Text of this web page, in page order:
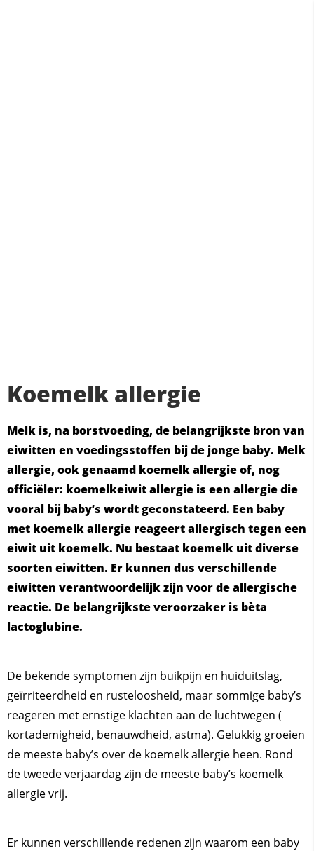
Koemelk allergie
Melk is, na borstvoeding, de belangrijkste bron van
eiwitten en voedingsstoffen bij de jonge baby. Melk
allergie, ook genaamd koemelk allergie of, nog
officiëler: koemelkeiwit allergie is een allergie die
vooral bij baby’s wordt geconstateerd. Een baby
met koemelk allergie reageert allergisch tegen een
eiwit uit koemelk. Nu bestaat koemelk uit diverse
soorten eiwitten. Er kunnen dus verschillende
eiwitten verantwoordelijk zijn voor de allergische
reactie. De belangrijkste veroorzaker is bèta
lactoglubine.
De bekende symptomen zijn buikpijn en huiduitslag,
geïrriteerdheid en rusteloosheid, maar sommige baby’s
reageren met ernstige klachten aan de luchtwegen (
kortademigheid, benauwdheid, astma). Gelukkig groeien
de meeste baby’s over de koemelk allergie heen. Rond
de tweede verjaardag zijn de meeste baby’s koemelk
allergie vrij.
Er kunnen verschillende redenen zijn waarom een baby